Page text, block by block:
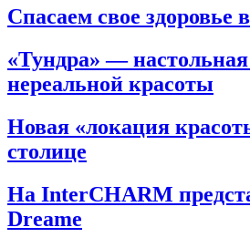
Спасаем свое здоровье
«Тундра» —
нереальной красоты
Новая «локация
столице
На InterCHARM
Dreame